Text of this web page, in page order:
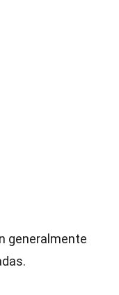
generalmente